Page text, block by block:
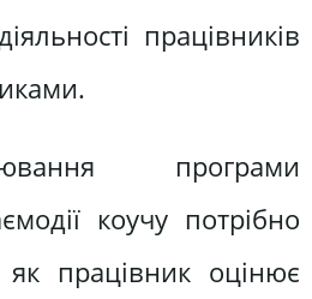
працівників
програми
коучу потрібно
як працівник оцінює